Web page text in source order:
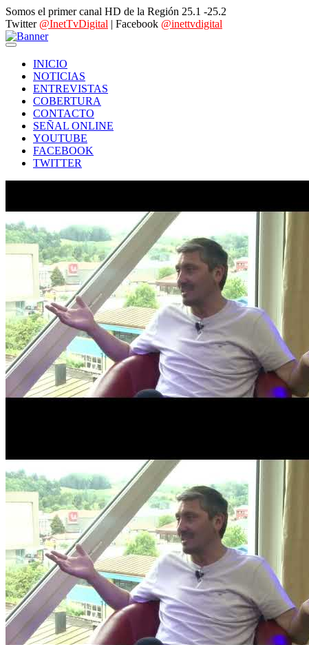
Somos el primer canal HD de la Región 25.1 -25.2
Twitter @InetTvDigital | Facebook @inettvdigital
INICIO
NOTICIAS
ENTREVISTAS
COBERTURA
CONTACTO
SEÑAL ONLINE
YOUTUBE
FACEBOOK
TWITTER